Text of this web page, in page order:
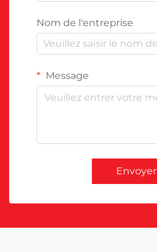
Nom de l'entreprise
Message
Envoyer